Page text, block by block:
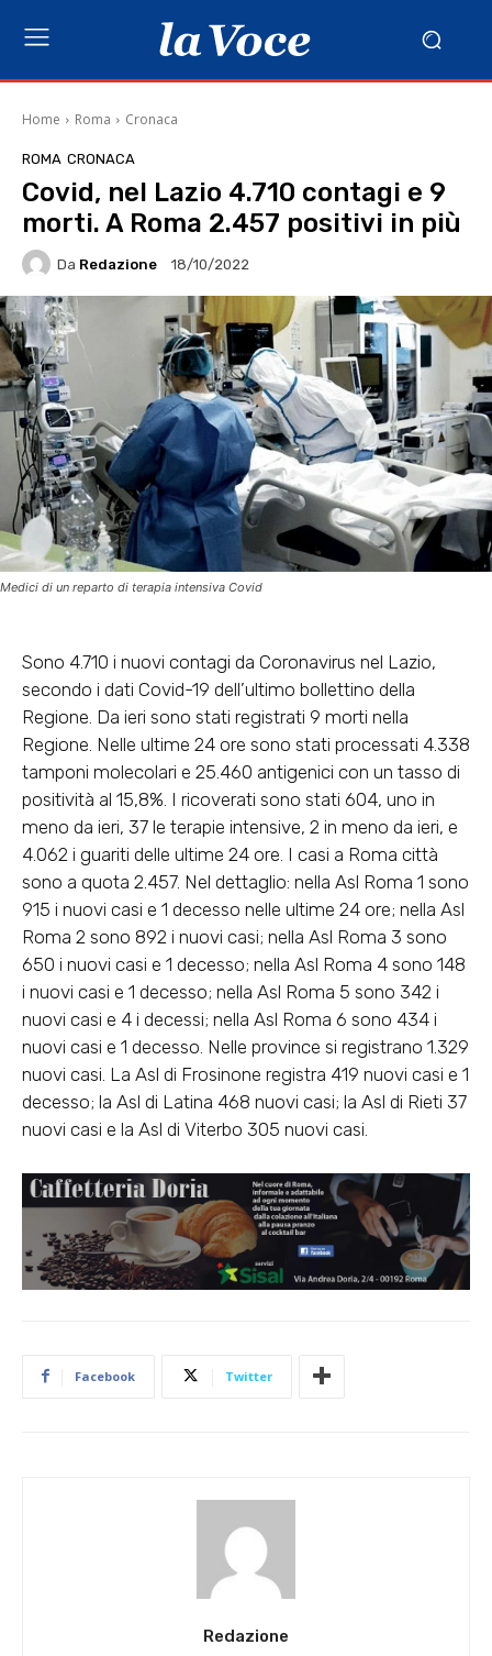
Home Roma Cronaca
ROMA CRONACA
Covid, nel Lazio 4.710 contagi e 9
morti. A Roma 2.457 positivi in più
Da Redazione 18/10/2022
Medici di un reparto di terapia intensiva Covid
Sono 4.710 i nuovi contagi da Coronavirus nel Lazio,
secondo i dati Covid-19 dell’ultimo bollettino della
Regione. Da ieri sono stati registrati 9 morti nella
Regione. Nelle ultime 24 ore sono stati processati 4.338
tamponi molecolari e 25.460 antigenici con un tasso di
positività al 15,8%. I ricoverati sono stati 604, uno in
meno da ieri, 37 le terapie intensive, 2 in meno da ieri, e
4.062 i guariti delle ultime 24 ore. I casi a Roma città
sono a quota 2.457. Nel dettaglio: nella Asl Roma 1 sono
915 i nuovi casi e 1 decesso nelle ultime 24 ore; nella Asl
Roma 2 sono 892 i nuovi casi; nella Asl Roma 3 sono
650 i nuovi casi e 1 decesso; nella Asl Roma 4 sono 148
i nuovi casi e 1 decesso; nella Asl Roma 5 sono 342 i
nuovi casi e 4 i decessi; nella Asl Roma 6 sono 434 i
nuovi casi e 1 decesso. Nelle province si registrano 1.329
nuovi casi. La Asl di Frosinone registra 419 nuovi casi e 1
decesso; la Asl di Latina 468 nuovi casi; la Asl di Rieti 37
nuovi casi e la Asl di Viterbo 305 nuovi casi.
Facebook Twitter
Redazione